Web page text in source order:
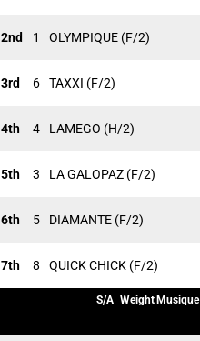
2nd 1 OLYMPIQUE (F/2)
3rd 6 TAXXI (F/2)
4th 4 LAMEGO (H/2)
5th 3 LA GALOPAZ (F/2)
6th 5 DIAMANTE (F/2)
7th 8 QUICK CHICK (F/2)
S/A Weight Musique